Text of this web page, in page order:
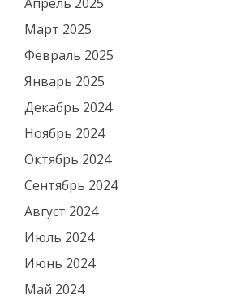
Март 2025
Февраль 2025
Январь 2025
Декабрь 2024
Ноябрь 2024
Октябрь 2024
Сентябрь 2024
Август 2024
Июль 2024
Июнь 2024
Май 2024